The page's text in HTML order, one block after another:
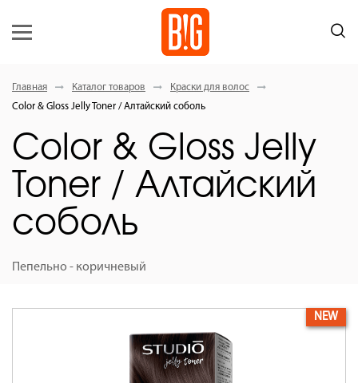
Главная Каталог товаров
Краски для волос
Color & Gloss Jelly Toner / Алтайский соболь
Color & Gloss Jelly
Toner / Алтайский
соболь
Пепельно - коричневый
NEW